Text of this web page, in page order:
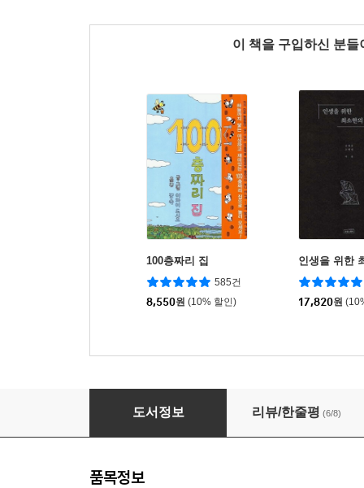
이 책을 구입하신 분
100층짜리 집
585건
8,550원 (10% 할인)
인생을 위한
17,820원
브라질, 내 마음의 정원이 되다
도서정보 리뷰/한줄평 (6/8)
품목정보